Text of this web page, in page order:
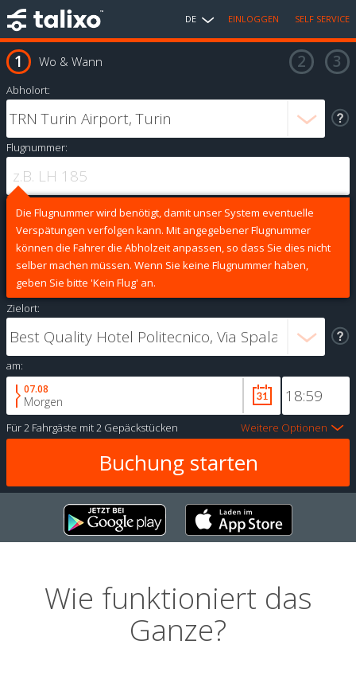
DE EINLOGGEN SELF SERVICE
Wo & Wann
Abholort:
Flugnummer:
Die Flugnummer wird benötigt, damit unser System eventuelle
Verspätungen verfolgen kann. Mit angegebener Flugnummer
können die Fahrer die Abholzeit anpassen, so dass Sie dies nicht
selber machen müssen. Wenn Sie keine Flugnummer haben,
geben Sie bitte 'Kein Flug' an.
Zielort:
am:
07.08
Morgen
Für2 Fahrgäste mit2 Gepäckstücken Weitere Optionen
Wie funktioniert das
Ganze?